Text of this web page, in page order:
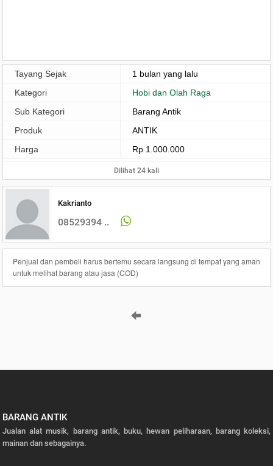
Tayang Sejak
1 bulan yang lalu
Kategori
Hobi dan Olah Raga
Sub Kategori
Barang Antik
Produk
ANTIK
Harga
Rp 1.000.000
Dilihat 24 kali
Kakrianto
08529394 ..
Penjual dan pembeli harus bertemu secara langsung di tempat yang aman
untuk melihat barang atau jasa (COD)
BARANG ANTIK
Jualan alat musik, barang antik, buku, hewan peliharaan, barang koleksi,
mainan dan sebagainya.